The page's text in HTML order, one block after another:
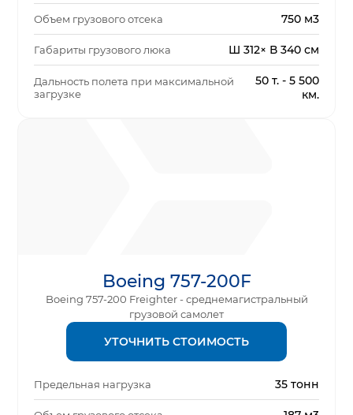
Объем грузового отсека 750 м3
Габариты грузового люка Ш 312× В 340 см
Дальность полета при максимальной
загрузке
50 т. - 5 500
км.
Boeing 757-200F
Boeing 757-200 Freighter - среднемагистральный
грузовой самолет
УТОЧНИТЬ СТОИМОСТЬ
Предельная нагрузка 35 тонн